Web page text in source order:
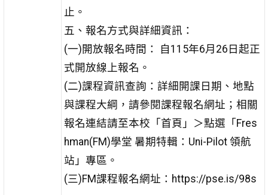
止。
五、報名方式與詳細資訊：
(一)開放報名時間： 自115年6月26日起正
式開放線上報名。
(二)課程資訊查詢：詳細開課日期、地點
與課程大綱，請參閱課程報名網址；相關
報名連結請至本校「首頁」＞點選「Fres
hman(FM)學堂 暑期特輯：Uni-Pilot 領航
站」專區。
(三)FM課程報名網址：https://pse.is/98s